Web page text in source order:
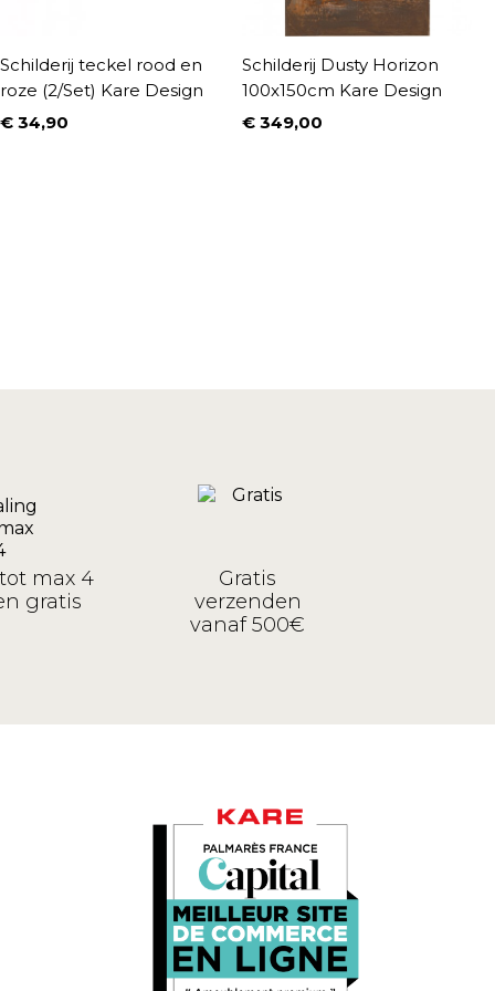
Schilderij teckel rood en
roze (2/Set) Kare Design
Prijs
€ 34,90
Schilderij Dusty Horizon
100x150cm Kare Design
Prijs
€ 349,00
max 4
gratis
Gratis
verzenden
vanaf 500€